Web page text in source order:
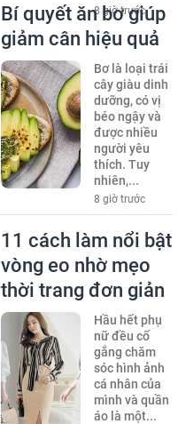
8 giờ trước
Bí quyết ăn bơ giúp
giảm cân hiệu quả
Bơ là loại trái
cây giàu dinh
dưỡng, có vị
béo ngậy và
được nhiều
người yêu
thích. Tuy
nhiên,...
8 giờ trước
11 cách làm nổi bật
vòng eo nhờ mẹo
thời trang đơn giản
Hầu hết phụ
nữ đều cố
gắng chăm
sóc hình ảnh
cá nhân của
mình và quần
áo là một...